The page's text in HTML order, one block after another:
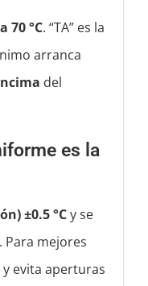
70 °C. “TA” es la
arranca
del
es la
±0.5 °Cy se
Para mejores
evita aperturas